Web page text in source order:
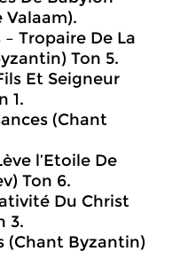
Valaam).
Tropaire De La
Ton 5.
Et Seigneur
1.
(Chant
l’Etoile De
Ton 6.
Du Christ
3.
(Chant Byzantin)